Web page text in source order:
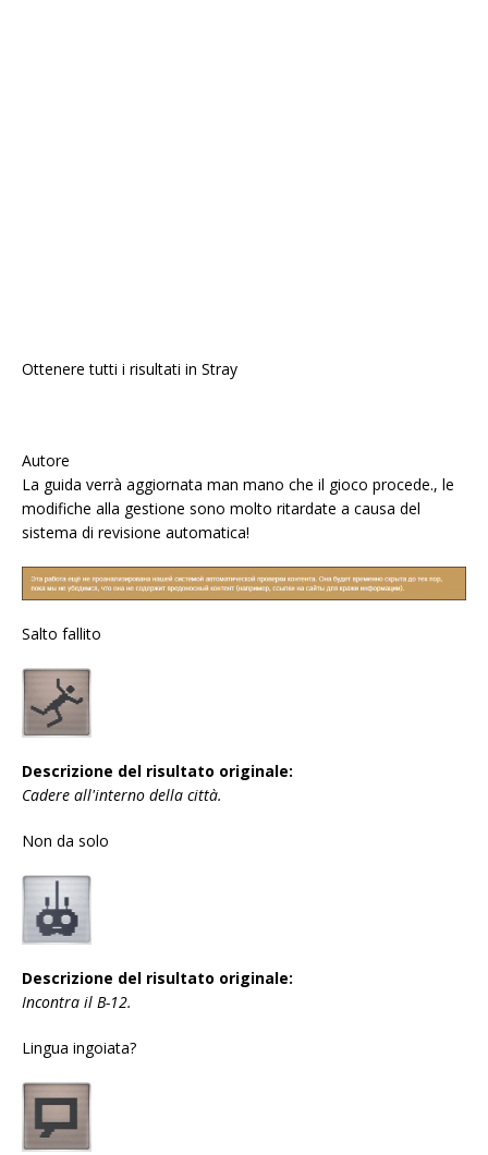
Ottenere tutti i risultati in Stray
Autore
La guida verrà aggiornata man mano che il gioco procede., le
modifiche alla gestione sono molto ritardate a causa del
sistema di revisione automatica!
Salto fallito
Descrizione del risultato originale:
Cadere all'interno della città.
Non da solo
Descrizione del risultato originale:
Incontra il B-12.
Lingua ingoiata?